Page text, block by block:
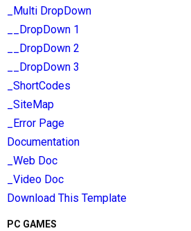
_Multi DropDown
__DropDown 1
__DropDown 2
__DropDown 3
_ShortCodes
_SiteMap
_Error Page
Documentation
_Web Doc
_Video Doc
Download This Template
PC GAMES